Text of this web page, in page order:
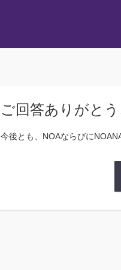
ご回答ありがと
今後とも、NOAならびに